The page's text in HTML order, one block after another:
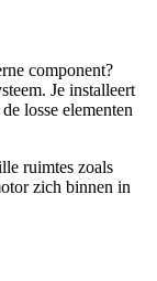
component?
Je installeert
de losse elementen
ruimtes zoals
zich binnen in